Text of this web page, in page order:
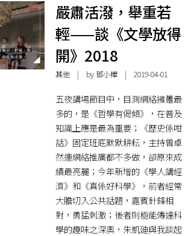
嚴肅活潑，舉重若
輕——談《文學放得
開》2018
其他| by鄧小樺| 2019-04-01
五夜講場節目中，目測網絡擁躉最
多的，是《哲學有偈傾》，在普及
知識上應是最為重要；《歷史係咁
話》固定班底默默耕耘，主持曾卓
然連網絡推廣都不多做，卻原來成
績最亮麗；今年新增的《學人講經
濟》和《真係好科學》，前者經常
大膽切入公共話題，嘉賓針鋒相
對，勇猛刺激；後者則極能傳達科
學的趣味之深奧，朱凱廸與我談起